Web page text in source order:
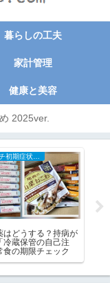
暮らしの工夫
家計管理
健康と美容
2025ver.
はどうする？持病が
冷蔵保管の自己注
食の期限チェック